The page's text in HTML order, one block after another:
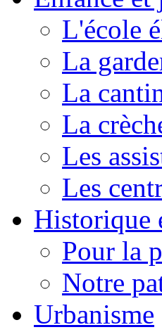
L'école
La
La
La
Les
Les
Historique
Pour la
Notre
Urbanisme